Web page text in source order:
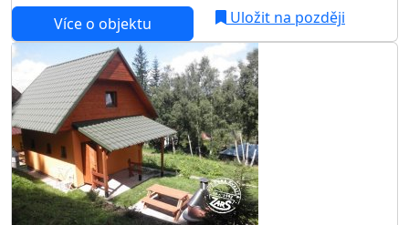
Více o objektu Uložit na později